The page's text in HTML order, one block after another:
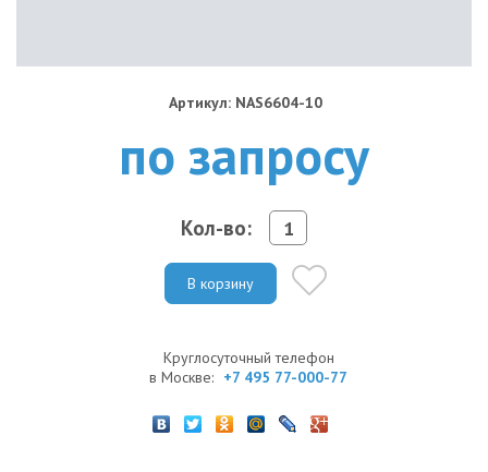
Артикул: NAS6604-10
по запросу
Кол-во:
В корзину
Круглосуточный телефон
в Москве: +7 495 77-000-77